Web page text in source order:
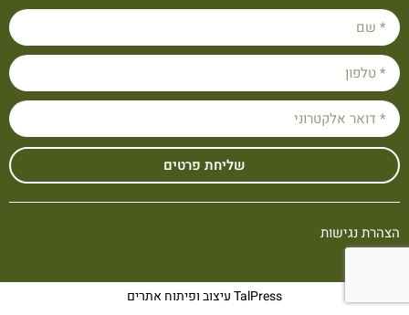
שליחת פרטים
הצהרת נגישות
TalPress עיצוב ופיתוח אתרים